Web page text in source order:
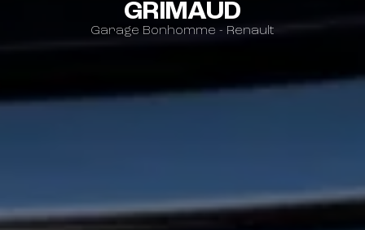
GRIMAUD
Garage Bonhomme - Renault